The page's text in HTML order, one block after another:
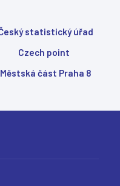
statistický úřad
Czech point
Městská část Praha 8